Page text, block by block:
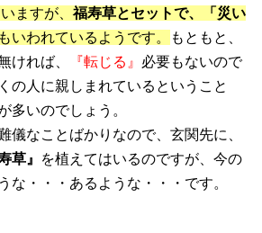
ますが、福寿草とセットで、「災い
いわれているようです。
もともと、
ければ、 『転じる』 必要もないので
の人に親しまれているということ
多いのでしょう。
儀なことばかりなので、玄関先に、
草』
を植えてはいるのですが、今の
な・・・あるような・・・です。